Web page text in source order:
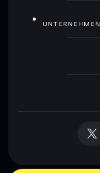
UNTERNEHMEN